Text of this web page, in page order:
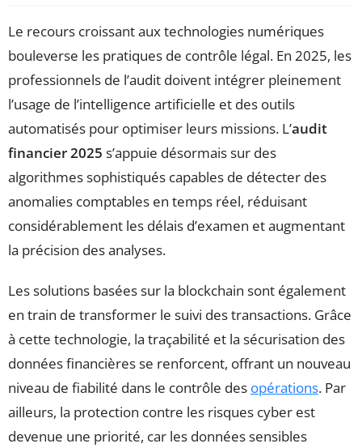
Le recours croissant aux technologies numériques
bouleverse les pratiques de contrôle légal. En 2025, les
professionnels de l’audit doivent intégrer pleinement
l’usage de l’intelligence artificielle et des outils
automatisés pour optimiser leurs missions. L’audit
financier 2025 s’appuie désormais sur des
algorithmes sophistiqués capables de détecter des
anomalies comptables en temps réel, réduisant
considérablement les délais d’examen et augmentant
la précision des analyses.
Les solutions basées sur la blockchain sont également
en train de transformer le suivi des transactions. Grâce
à cette technologie, la traçabilité et la sécurisation des
données financières se renforcent, offrant un nouveau
niveau de fiabilité dans le contrôle des opérations. Par
ailleurs, la protection contre les risques cyber est
devenue une priorité, car les données sensibles